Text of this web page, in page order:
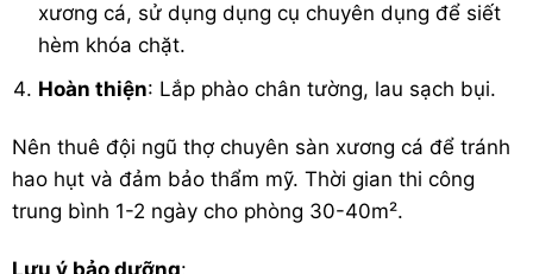
xương cá, sử dụng dụng cụ chuyên dụng để siết
hèm khóa chặt.
Hoàn thiện: Lắp phào chân tường, lau sạch bụi.
Nên thuê đội ngũ thợ chuyên sàn xương cá để tránh
hao hụt và đảm bảo thẩm mỹ. Thời gian thi công
trung bình 1-2 ngày cho phòng 30-40m².